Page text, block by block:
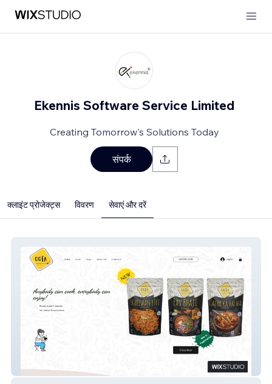
Ekennis Software Service Limited
Creating Tomorrow's Solutions Today
संपर्क
क्लाइंट प्रोजेक्ट्स विवरण सेवाएं और दरें
Oota